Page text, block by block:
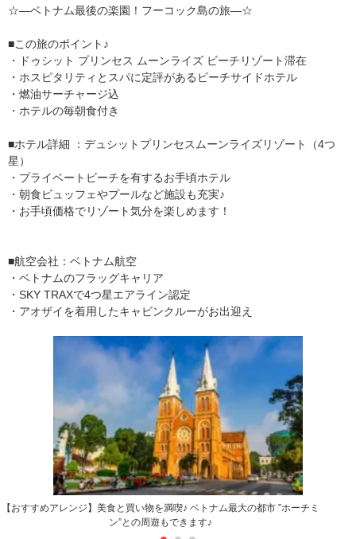
☆―ベトナム最後の楽園！フーコック島の旅―☆
■この旅のポイント♪
・ドゥシット プリンセス ムーンライズ ビーチリゾート滞在
・ホスピタリティとスパに定評があるビーチサイドホテル
・燃油サーチャージ込
・ホテルの毎朝食付き
■ホテル詳細 ：デュシットプリンセスムーンライズリゾート（4つ
星）
・プライベートビーチを有するお手頃ホテル
・朝食ビュッフェやプールなど施設も充実♪
・お手頃価格でリゾート気分を楽しめます！
■航空会社：ベトナム航空
・ベトナムのフラッグキャリア
・SKY TRAXで4つ星エアライン認定
・アオザイを着用したキャビンクルーがお出迎え
【おすすめアレンジ】美食と買い物を満喫♪ ベトナム最大の都市 ”ホーチミ
ン”との周遊もできます♪